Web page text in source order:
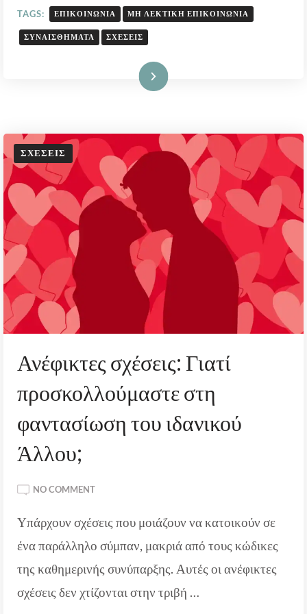
ΛΈΓΟΝΤΑΙ
TAGS: ΕΠΙΚΟΙΝΩΝΊΑ ΜΗ ΛΕΚΤΙΚΉ ΕΠΙΚΟΙΝΩΝΊΑ
ΣΥΝΑΙΣΘΉΜΑΤΑ ΣΧΈΣΕΙΣ
Διαβάστε Περισσότερα
ΣΧΈΣΕΙΣ
Ανέφικτες σχέσεις: Γιατί
προσκολλούμαστε στη
φαντασίωση του ιδανικού
Άλλου;
NO COMMENTON
ΣΧΈΣΕΙΣ:
ΠΡΟΣΚΟΛΛΟΎΜΑΣΤΕ
ΣΤΗ
ΦΑΝΤΑΣΊΩΣΗ
ΤΟΥ
Υπάρχουν σχέσεις που μοιάζουν να κατοικούν σε
ένα παράλληλο σύμπαν, μακριά από τους κώδικες
της καθημερινής συνύπαρξης. Αυτές οι ανέφικτες
σχέσεις δεν χτίζονται στην τριβή …